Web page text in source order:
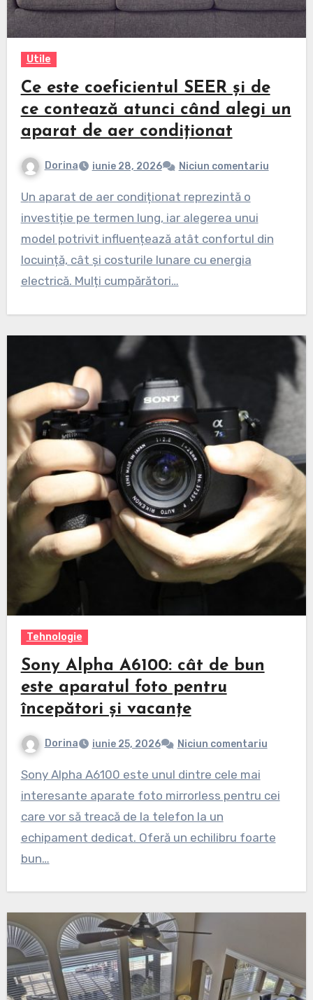
Utile
Ce este coeficientul SEER și de
ce contează atunci când alegi un
aparat de aer condiționat
Dorina iunie 28, 2026 Niciun comentariu
Un aparat de aer condiționat reprezintă o
investiție pe termen lung, iar alegerea unui
model potrivit influențează atât confortul din
locuință, cât și costurile lunare cu energia
electrică. Mulți cumpărători…
Tehnologie
Sony Alpha A6100: cât de bun
este aparatul foto pentru
începători și vacanțe
Dorina iunie 25, 2026 Niciun comentariu
Sony Alpha A6100 este unul dintre cele mai
interesante aparate foto mirrorless pentru cei
care vor să treacă de la telefon la un
echipament dedicat. Oferă un echilibru foarte
bun…